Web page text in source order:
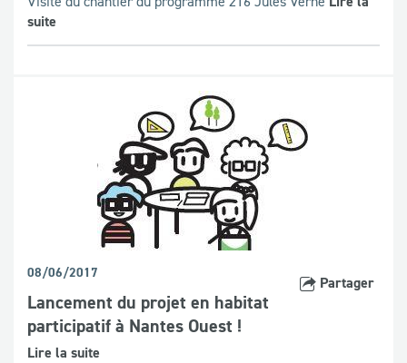
suite
Partager
08/06/2017
Lancement du projet en habitat
participatif à Nantes Ouest !
Lire la suite